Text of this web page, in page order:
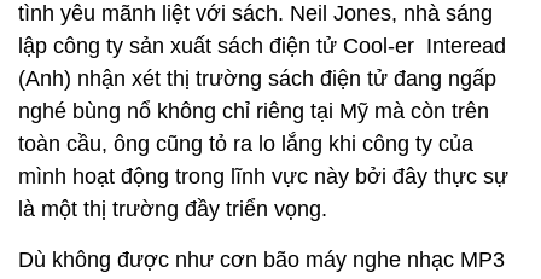
tình yêu mãnh liệt với sách. Neil Jones, nhà sáng
lập công ty sản xuất sách điện tử Cool-er Interead
(Anh) nhận xét thị trường sách điện tử đang ngấp
nghé bùng nổ không chỉ riêng tại Mỹ mà còn trên
toàn cầu, ông cũng tỏ ra lo lắng khi công ty của
mình hoạt động trong lĩnh vực này bởi đây thực sự
là một thị trường đầy triển vọng.
Dù không được như cơn bão máy nghe nhạc MP3